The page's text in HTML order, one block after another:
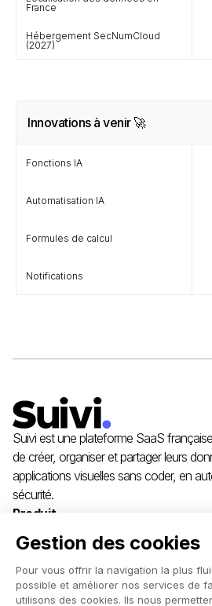
France
Hébergement SecNumCloud
(2027)
Innovations à venir 🚀
Fonctions IA
Automatisation IA
Formules de calcul
Notifications
Suivi est une plateforme SaaS
de créer, organiser et partager leurs
applications visuelles sans coder, en
sécurité.
Produit
Solutions